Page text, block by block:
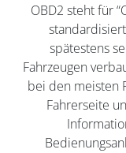
OBD2 steht für
spätestens
Fahrzeugen
bei den meisten
Fahrerseite